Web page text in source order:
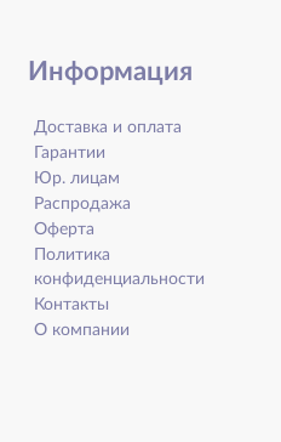
Информация
Доставка и оплата
Гарантии
Юр. лицам
Распродажа
Оферта
Политика
конфиденциальности
Контакты
О компании